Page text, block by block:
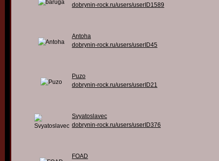
dobrynin-rock.ru/users/userID1589
Antoha
dobrynin-rock.ru/users/userID45
Puzo
dobrynin-rock.ru/users/userID21
Svyatoslavec
dobrynin-rock.ru/users/userID376
FOAD